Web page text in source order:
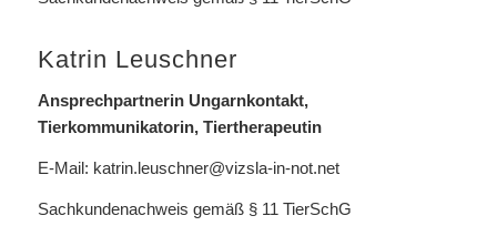
Katrin Leuschner
Ansprechpartnerin Ungarnkontakt,
Tierkommunikatorin, Tiertherapeutin
E-Mail: katrin.leuschner@vizsla-in-not.net
Sachkundenachweis gemäß § 11 TierSchG